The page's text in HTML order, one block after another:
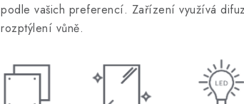
podle vašich preferencí. Zařízení využívá
rozptýlení vůně.